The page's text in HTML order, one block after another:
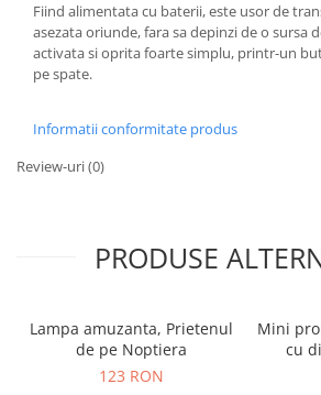
Fiind alimentata cu baterii, este usor de
asezata oriunde, fara sa depinzi de o sursa
activata si oprita foarte simplu, printr-un
pe spate.
Informatii conformitate produs
Review-uri(0)
PRODUSE
Lampa amuzanta, Prietenul
de pe Noptiera
123 RON
Mini
cu